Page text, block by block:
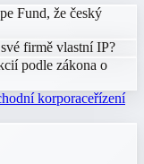
Fund, že český
firmě vlastní IP?
podle zákona o
korporaceřízení